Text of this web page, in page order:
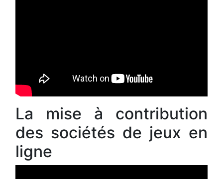
La mise à contribution
des sociétés de jeux en
ligne